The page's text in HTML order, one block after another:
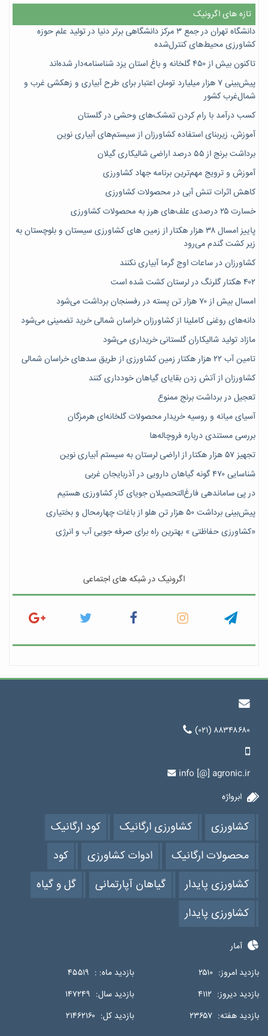
تازه های اگرونیک
دانشگاه تهران در جمع ۳ مرکز دانشگاهی برتر دنیا در تولید علم حوزه
کشاورزی محیط‌های کنترل‌شده
تاکنون بیش از ۴۵۰ گلخانه و باغ استان یزد شناسنامه‌دار شده‌اند
پیش‌بینی ۷‌ هزار میلیارد تومان اعتبار برای طرح آبیاری و زهکشی غرب و
شمال‌غرب کشور
کسب درآمد با رام کردن تمشک‌های وحشی در گلستان
آموزش، زیربنای استفاده کشاورزان از سیستم‌های آبیاری نوین
برداشت برنج از ۵۵ درصد اراضی شالیکاری گیلان
آموزش و ترویج مهم‌ترین برنامه جهاد کشاورزی
کاهش اثرات تنش آبی در محصولات کشاورزی
خسارت ۲۵ درصدی علف‌های هرز به محصولات کشاورزی
پاییز امسال ۳۸ هزار هکتار از زمین های کشاورزی سیستان و بلوچستان به
زیر کشت گندم می‌رود
کشاورزان در ساعات اوج گرما آبیاری نکنند
۴۰۲ هکتار گلرنگ در لرستان کشت شده است
امسال بیش از ۷۰ هزار تن پسته در رفسنجان برداشت می‌شود
دانه‌های روغنی کاملینا از کشاورزان خراسان شمالی خرید تضمینی می‌شود
مازاد تولید شالیکاران گلستانی خریداری می‌شود
تامین آب ۲۲ هزار هکتار زمین کشاورزی از طریق سدهای خراسان شمالی
کشاورزان از آتش زدن بقایای گیاهان خودداری کنند
تعجیل در برداشت برنج ممنوع
آسیای میانه و روسیه خریدار محصولات گلخانه‌ای هرمزگان
بررسی مستندی درباره فروچاله‌ها
تجهیز ۵۷ هزار هکتار از اراضی لرستان به سیستم آبیاری نوین
شناسایی ۴۷٠ گونه گیاهان دارویی در آذربایجان غربی
در پی ساماندهی فارغ‌التحصیلان جویای کارِ کشاورزی هستیم
پیش‎‌بینی برداشت ۵۰ هزار تن هلو از باغات چهارمحال و بختیاری
«کشاورزی حفاظتی » بهترین راه برای صرفه جویی آب و انرژی
اگرونیک در شبکه های اجتماعی
(۰۲۱) ۸۸۳۴۸۶۸۰
info [@] agronic.ir
ابرواژه
کشاورزی کشاورزی ارگانیک
کود ارگانیک
محصولات ارگانیک
ادوات کشاورزی
کود
کشاورزی پایدار
گیاهان آپارتمانی
گل و گیاه
کشاورزی پایدار
آمار
بازدید امروز: ۲۵۱۰ بازدید ماه: : ۴۵۵۱۹
بازدید دیروز: ۴۱۱۲ بازدید سال: ۱۴۷۲۴۹
بازدید هفته: ۲۳۶۵۷ بازدید کل: ۲۱۴۶۲۱۶۰